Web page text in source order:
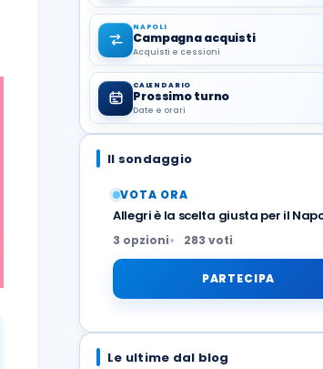
NAPOLI
Campagna acquisti
Acquisti e cessioni
CALENDARIO
Prossimo turno
Date e orari
Il sondaggio
VOTA ORA
Allegri è la scelta giusta per il
3 opzioni 283 voti
PARTECIPA
Le ultime dal blog